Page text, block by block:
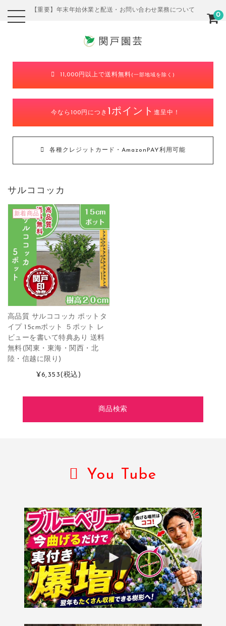
【重要】年末年始休業と配送・お問い合わせ業務について
11,000円以上で送料無料(一部地域を除く)
今なら100円につき 1ポイント 進呈中！
各種クレジットカード・AmazonPAY利用可能
0
サルココッカ
新着商品
高品質 サルココッカ ポットタ
イプ 15cmポット ５ポット レ
ビューを書いて特典あり 送料
無料(関東・東海・関西・北
陸・信越に限り)
¥6,353(税込)
商品検索
You Tube